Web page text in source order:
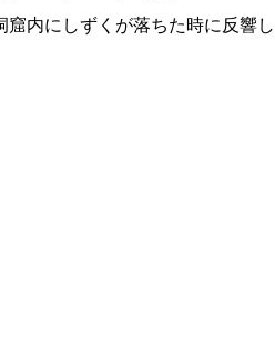
窟内にしずくが落ちた時に反響し